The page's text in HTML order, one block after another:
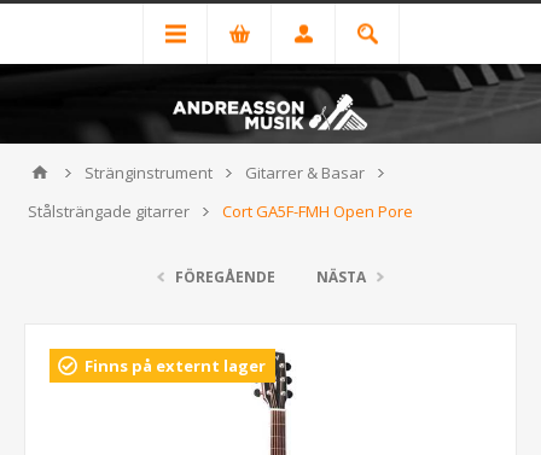
Stränginstrument
Gitarrer & Basar
Stålsträngade gitarrer
Cort GA5F-FMH Open Pore
FÖREGÅENDE NÄSTA
Finns på externt lager